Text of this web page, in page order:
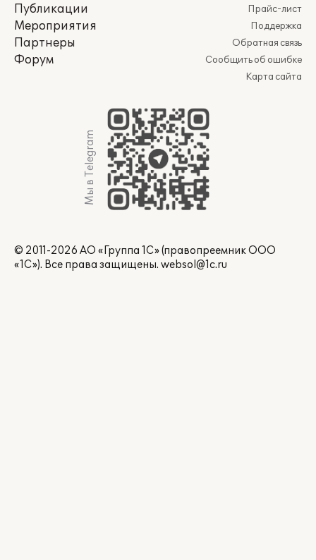
Публикации
Мероприятия
Партнеры
Форум
Прайс-лист
Поддержка
Обратная связь
Сообщить об ошибке
Карта сайта
Мы в Telegram
© 2011-2026 АО «Группа 1С» (правопреемник ООО
«1С»). Все права защищены. websol@1c.ru